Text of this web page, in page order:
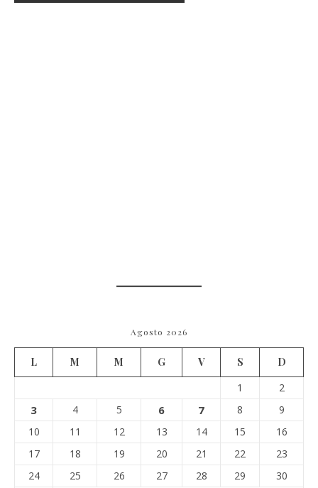
Agosto 2026
L M M G V S
D
1
2
3 4 5 6 7 8
9
10
11 12 13 14 15
16
17
18 19 20 21 22
23
24
25 26 27 28 29
30